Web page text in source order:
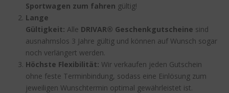
Sportwagen zum fahren gültig!
Lange
Gültigkeit: Alle DRIVAR® Geschenkgutscheine sind
ausnahmslos 3 Jahre gültig und können auf Wunsch sogar
noch verlängert werden.
Höchste Flexibilität: Wir verkaufen jeden Gutschein
ohne feste Terminbindung, sodass eine Einlösung zum
jeweiligen Wunschtermin optimal gewährleistet ist.